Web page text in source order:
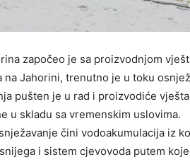
započeo je sa proizvodnjom
na Jahorini, trenutno je u toku
pušten je u rad i proizvodiće
u skladu sa vremenskim uslovima.
čini vodoakumulacija iz
i sistem cjevovoda putem